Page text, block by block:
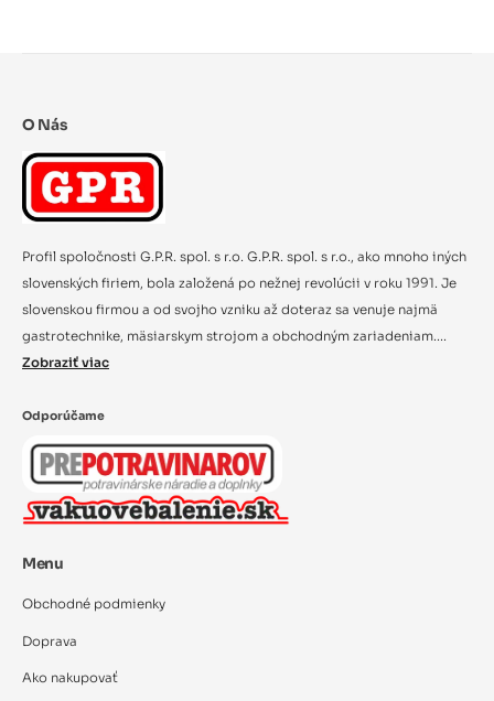
O Nás
Profil spoločnosti G.P.R. spol. s r.o. G.P.R. spol. s r.o., ako mnoho iných
slovenských firiem, bola založená po nežnej revolúcii v roku 1991. Je
slovenskou firmou a od svojho vzniku až doteraz sa venuje najmä
gastrotechnike, mäsiarskym strojom a obchodným zariadeniam....
Zobraziť viac
Odporúčame
Menu
Obchodné podmienky
Doprava
Ako nakupovať